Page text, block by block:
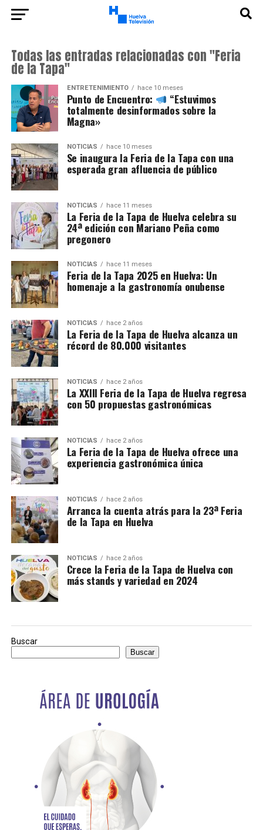
Todas las entradas relacionadas con "Feria
de la Tapa"
ENTRETENIMIENTO hace 10 meses
Punto de Encuentro: “Estuvimos
totalmente desinformados sobre la
Magna»
NOTICIAS hace 10 meses
Se inaugura la Feria de la Tapa con una
esperada gran afluencia de público
NOTICIAS hace 11 meses
La Feria de la Tapa de Huelva celebra su
24ª edición con Mariano Peña como
pregonero
NOTICIAS hace 11 meses
Feria de la Tapa 2025 en Huelva: Un
homenaje a la gastronomía onubense
NOTICIAS hace 2 años
La Feria de la Tapa de Huelva alcanza un
récord de 80.000 visitantes
NOTICIAS hace 2 años
La XXIII Feria de la Tapa de Huelva regresa
con 50 propuestas gastronómicas
NOTICIAS hace 2 años
La Feria de la Tapa de Huelva ofrece una
experiencia gastronómica única
NOTICIAS hace 2 años
Arranca la cuenta atrás para la 23ª Feria
de la Tapa en Huelva
NOTICIAS hace 2 años
Crece la Feria de la Tapa de Huelva con
más stands y variedad en 2024
Buscar
Buscar